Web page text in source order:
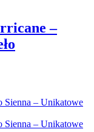
–